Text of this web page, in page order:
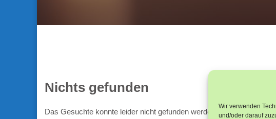
Wir verwenden
und/oder darauf
Nichts gefunden
Das Gesuchte konnte leider nicht gefunden werden. Vielleicht hilft die